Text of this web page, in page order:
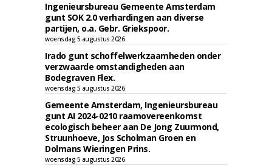
Ingenieursbureau Gemeente Amsterdam
gunt SOK 2.0 verhardingen aan diverse
partijen, o.a. Gebr. Griekspoor.
woensdag 5 augustus 2026
Irado gunt schoffelwerkzaamheden onder
verzwaarde omstandigheden aan
Bodegraven Flex.
woensdag 5 augustus 2026
Gemeente Amsterdam, Ingenieursbureau
gunt AI 2024-0210 raamovereenkomst
ecologisch beheer aan De Jong Zuurmond,
Struunhoeve, Jos Scholman Groen en
Dolmans Wieringen Prins.
woensdag 5 augustus 2026